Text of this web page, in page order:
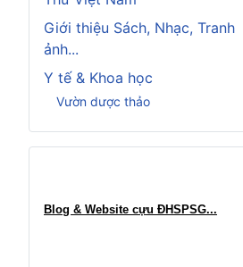
Giới thiệu Sách, Nhạc, Tranh
ảnh...
Y tế & Khoa học
Vườn dược thảo
Blog & Website cựu ĐHSPSG...